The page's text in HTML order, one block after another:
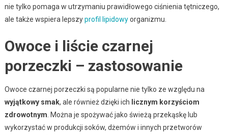
nie tylko pomaga w utrzymaniu prawidłowego ciśnienia tętniczego,
ale także wspiera lepszyprofil lipidowyorganizmu.
Owoce i liście czarnej
porzeczki – zastosowanie
Owoce czarnej porzeczki są popularne nie tylko ze względu na
wyjątkowy smak, ale również dzięki ich licznym korzyściom
zdrowotnym . Można je spożywać jako świeżą przekąskę lub
wykorzystać w produkcji soków, dżemów i innych przetworów